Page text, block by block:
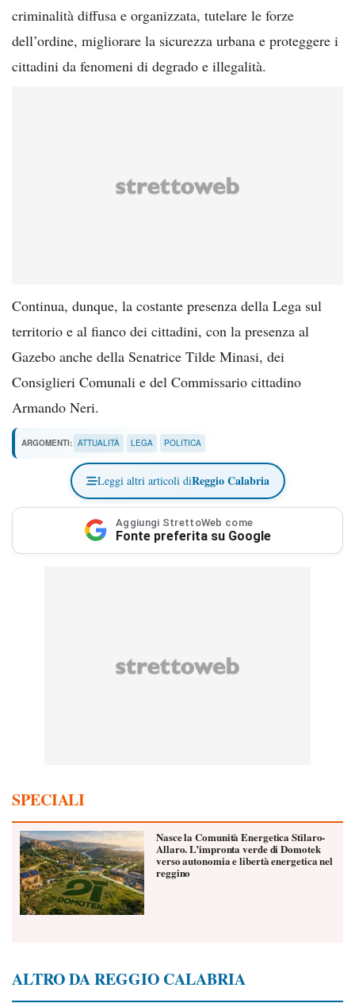
criminalità diffusa e organizzata, tutelare le forze
dell’ordine, migliorare la sicurezza urbana e proteggere i
cittadini da fenomeni di degrado e illegalità.
Continua, dunque, la costante presenza della Lega sul
territorio e al fianco dei cittadini, con la presenza al
Gazebo anche della Senatrice Tilde Minasi, dei
Consiglieri Comunali e del Commissario cittadino
Armando Neri.
ARGOMENTI: ATTUALITÀ LEGA POLITICA
Leggi altri articoli diReggio Calabria
Aggiungi StrettoWeb come
Fonte preferita su Google
SPECIALI
Nasce la Comunità Energetica Stilaro-
Allaro. L’impronta verde di Domotek
verso autonomia e libertà energetica nel
reggino
ALTRO DA REGGIO CALABRIA